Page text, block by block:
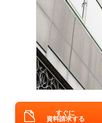
すぐに
資料請求する